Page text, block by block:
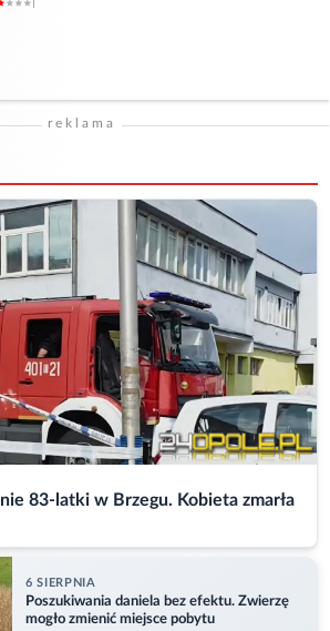
reklama
83-latki w Brzegu. Kobieta zmarła
6 SIERPNIA
Poszukiwania daniela bez efektu. Zwierzę
mogło zmienić miejsce pobytu